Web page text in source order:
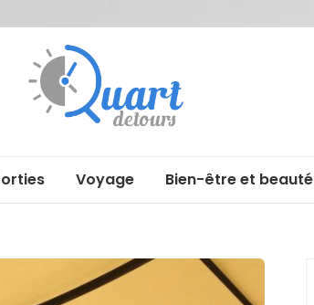
Voyage Bien-être et beauté